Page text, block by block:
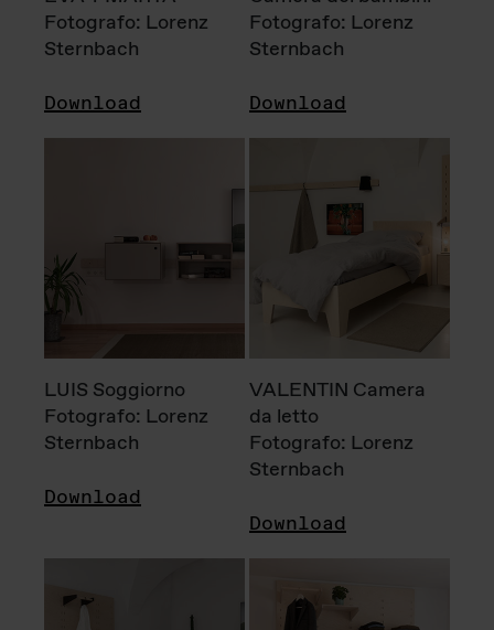
Fotografo: Lorenz
Sternbach
Download
Fotografo: Lorenz
Sternbach
Download
LUIS Soggiorno
Fotografo: Lorenz
Sternbach
Download
VALENTIN Camera
da letto
Fotografo: Lorenz
Sternbach
Download